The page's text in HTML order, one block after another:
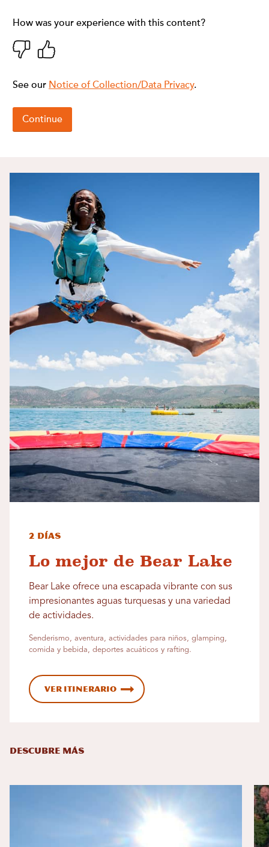
2 días
Lo mejor de Bear Lake
Bear Lake ofrece una escapada vibrante con sus
impresionantes aguas turquesas y una variedad
de actividades.
Senderismo, aventura, actividades para niños, glamping,
comida y bebida, deportes acuáticos y rafting.
Ver itinerario
DESCUBRE MÁS